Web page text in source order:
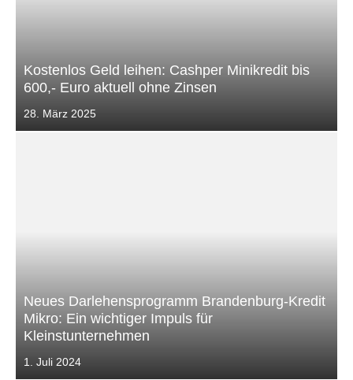
Kostenlos Geld leihen: Cashper Minikredit bis
600,- Euro aktuell ohne Zinsen
Veröffentlicht
am
28. März 2025
Neues Darlehensprogramm Brandenburg-Kredit
Mikro: Ein wichtiger Impuls für
Kleinstunternehmen
Veröffentlicht
1. Juli 2024